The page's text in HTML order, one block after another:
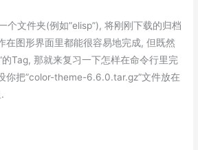
个文件夹(例如”elisp”), 将刚刚下载的归档
在图形界面里都能很容易地完成, 但既然
的Tag, 那就来复习一下怎样在命令行里完
你把”color-theme-6.6.0.tar.gz”文件放在